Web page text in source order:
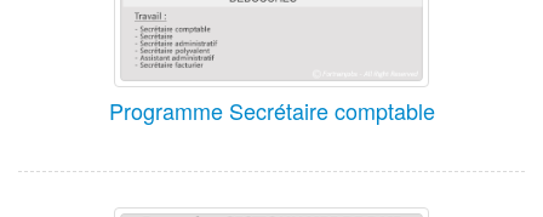
Programme Secrétaire comptable